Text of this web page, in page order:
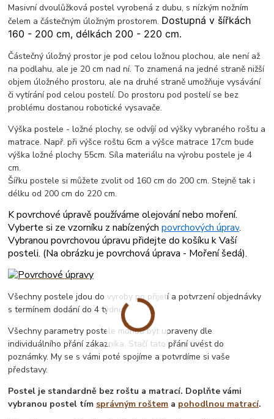
Masivní dvoulůžková postel vyrobená z dubu, s nízkým nožním
čelem a částečným úložným prostorem. Dostupná v šířkách
160 - 200 cm, délkách 200 - 220 cm.
Částečný úložný prostor je pod celou ložnou plochou, ale není až
na podlahu, ale je 20 cm nad ní. To znamená na jedné straně nižší
objem úložného prostoru, ale na druhé straně umožňuje vysávání
či vytírání pod celou postelí. Do prostoru pod postelí se bez
problému dostanou robotické vysavače.
Výška postele - ložné plochy, se odvíjí od výšky vybraného roštu a
matrace. Např. při výšce roštu 6cm a výšce matrace 17cm bude
výška ložné plochy 55cm. Síla materiálu na výrobu postele je 4
cm.
Šířku postele si můžete zvolit od 160 cm do 200 cm. Stejně tak i
délku od 200 cm do 220 cm.
K povrchové úpravě používáme olejování nebo moření.
Vyberte si ze vzorníku z nabízenýchpovrchových úprav.
Vybranou povrchovou úpravu přidejte do košíku k Vaší
posteli. (Na obrázku je povrchová úprava - Moření šedá).
Všechny postele jdou do vyroby po přijetí a potvrzení objednávky
s termínem dodání do 4 týdnu.
Všechny parametry postele mohou být upraveny dle
individuálního přání zákazníka. Stačí tato přání uvést do
poznámky. My se s vámi poté spojíme a potvrdíme si vaše
představy.
Postel je standardně bez roštu a matrací. Doplňte vámi
vybranou postel tím správným roštem a pohodlnou matrací.